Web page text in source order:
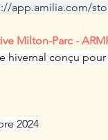
app.amilia.com/
Milton-Parc -
hivernal conçu
2024